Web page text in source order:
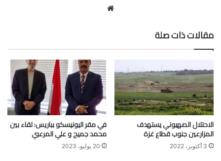
مقالات ذات صلة
الاحتلال الصهيوني يستهدف
المزارعين جنوب قطاع غزة
3 أكتوبر، 2022
في مقر اليونيسكو بباريس: لقاء بين
محمد جميح و علي المرعبي
20 يوليو، 2023